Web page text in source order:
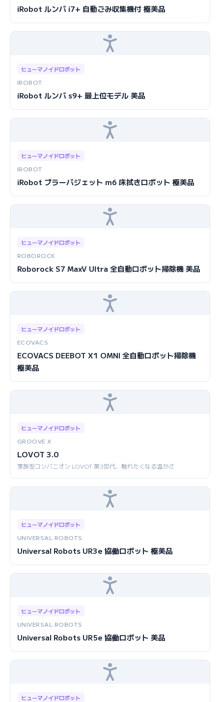
iRobot ルンバ i7+ 自動ごみ収集機付 極美品
ヒューマノイドロボット
IROBOT
iRobot ルンバ s9+ 最上位モデル 美品
ヒューマノイドロボット
IROBOT
iRobot ブラーバジェット m6 床拭きロボット 極美品
ヒューマノイドロボット
ROBOROCK
Roborock S7 MaxV Ultra 全自動ロボット掃除機 美品
ヒューマノイドロボット
ECOVACS
ECOVACS DEEBOT X1 OMNI 全自動ロボット掃除機
極美品
ヒューマノイドロボット
GROOVE X
LOVOT 3.0
家族型コンパニオン LOVOT 第3世代、触れたくなる温かさ
ヒューマノイドロボット
UNIVERSAL ROBOTS
Universal Robots UR3e 協働ロボット 極美品
ヒューマノイドロボット
UNIVERSAL ROBOTS
Universal Robots UR5e 協働ロボット 美品
ヒューマノイドロボット